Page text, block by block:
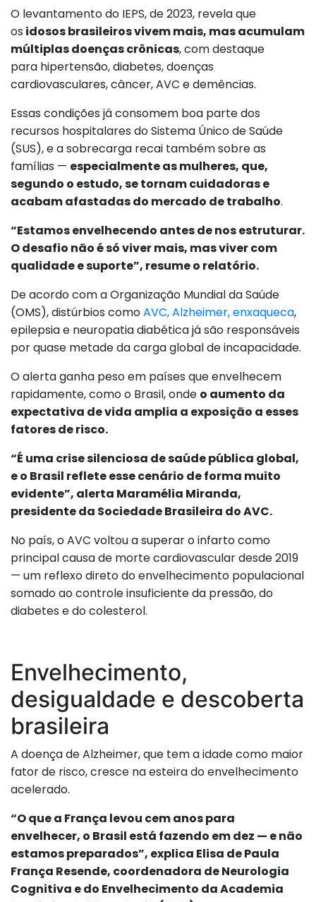
O levantamento do IEPS, de 2023, revela que
os idosos brasileiros vivem mais, mas acumulam
múltiplas doenças crônicas, com destaque
para hipertensão, diabetes, doenças
cardiovasculares, câncer, AVC e demências.
Essas condições já consomem boa parte dos
recursos hospitalares do Sistema Único de Saúde
(SUS), e a sobrecarga recai também sobre as
famílias — especialmente as mulheres, que,
segundo o estudo, se tornam cuidadoras e
acabam afastadas do mercado de trabalho.
“Estamos envelhecendo antes de nos estruturar.
O desafio não é só viver mais, mas viver com
qualidade e suporte”, resume o relatório.
De acordo com a Organização Mundial da Saúde
(OMS), distúrbios comoAVC, Alzheimer, enxaqueca,
epilepsia e neuropatia diabética já são responsáveis
por quase metade da carga global de incapacidade.
O alerta ganha peso em países que envelhecem
rapidamente, como o Brasil, onde o aumento da
expectativa de vida amplia a exposição a esses
fatores de risco.
“É uma crise silenciosa de saúde pública global,
e o Brasil reflete esse cenário de forma muito
evidente”, alerta Maramélia Miranda,
presidente da Sociedade Brasileira do AVC.
No país, o AVC voltou a superar o infarto como
principal causa de morte cardiovascular desde 2019
— um reflexo direto do envelhecimento populacional
somado ao controle insuficiente da pressão, do
diabetes e do colesterol.
Envelhecimento,
desigualdade e descoberta
brasileira
A doença de Alzheimer, que tem a idade como maior
fator de risco, cresce na esteira do envelhecimento
acelerado.
“O que a França levou cem anos para
envelhecer, o Brasil está fazendo em dez — e não
estamos preparados”, explica Elisa de Paula
França Resende, coordenadora de Neurologia
Cognitiva e do Envelhecimento da Academia